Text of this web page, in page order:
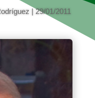
|29/01/2011